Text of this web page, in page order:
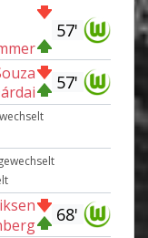
57'
57'
68'